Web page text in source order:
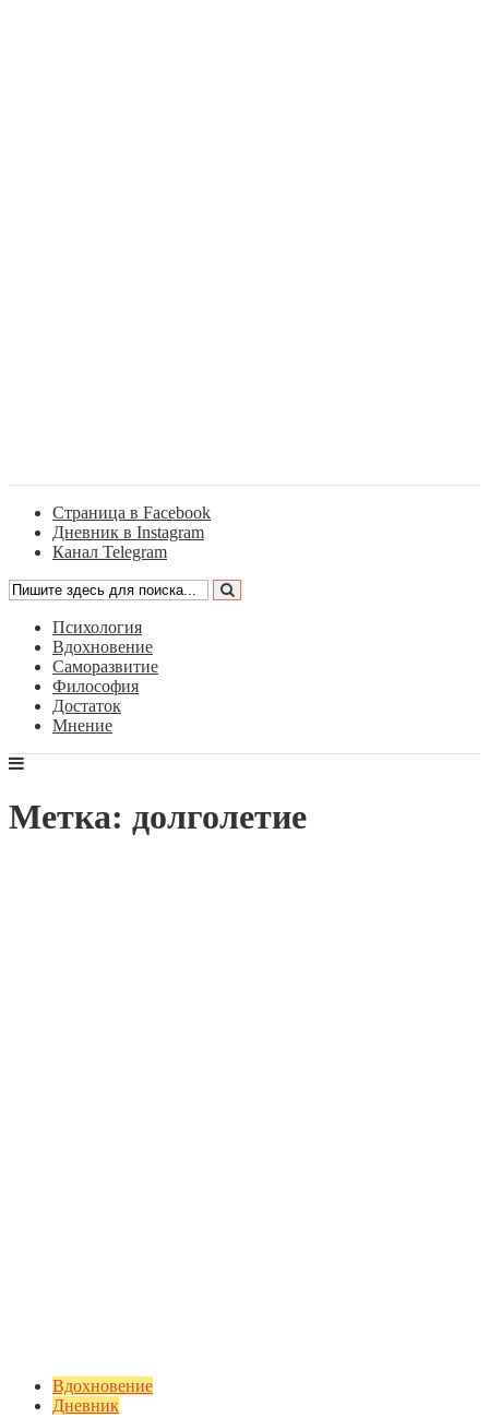
Страница в Facebook
Дневник в Instagram
Канал Telegram
Психология
Вдохновение
Саморазвитие
Философия
Достаток
Мнение
Метка: долголетие
Вдохновение
Дневник